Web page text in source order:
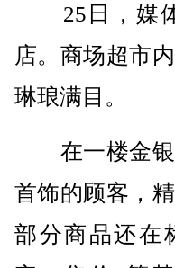
25日，媒体
店。商场超市
琳琅满目。
在一楼金银
首饰的顾客，
部分商品还在